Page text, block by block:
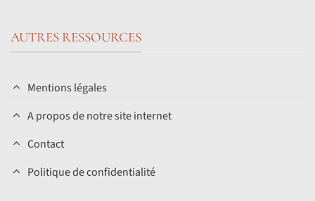
AUTRES RESSOURCES
Mentions légales
A propos de notre site internet
Contact
Politique de confidentialité